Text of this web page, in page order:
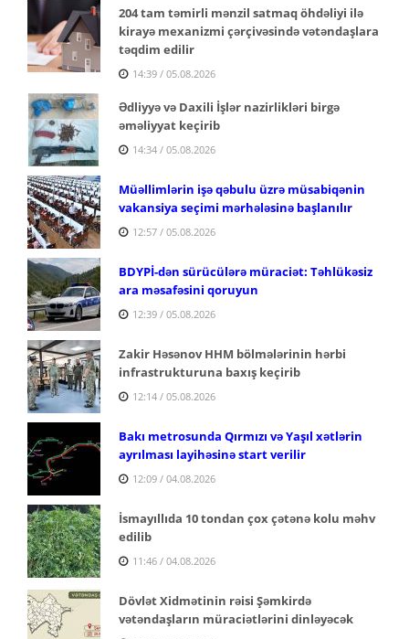
204 tam təmirli mənzil satmaq öhdəliyi ilə
kirayə mexanizmi çərçivəsində vətəndaşlara
təqdim edilir
14:39 / 05.08.2026
Ədliyyə və Daxili İşlər nazirlikləri birgə
əməliyyat keçirib
14:34 / 05.08.2026
Müəllimlərin işə qəbulu üzrə müsabiqənin
vakansiya seçimi mərhələsinə başlanılır
12:57 / 05.08.2026
BDYPİ-dən sürücülərə müraciət: Təhlükəsiz
ara məsafəsini qoruyun
12:39 / 05.08.2026
Zakir Həsənov HHM bölmələrinin hərbi
infrastrukturuna baxış keçirib
12:14 / 05.08.2026
Bakı metrosunda Qırmızı və Yaşıl xətlərin
ayrılması layihəsinə start verilir
12:09 / 04.08.2026
İsmayıllıda 10 tondan çox çətənə kolu məhv
edilib
11:46 / 04.08.2026
Dövlət Xidmətinin rəisi Şəmkirdə
vətəndaşların müraciətlərini dinləyəcək